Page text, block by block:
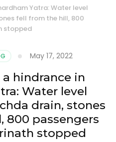
Yatra: Water level
fell from the hill, 800
stopped
May 17, 2022
hindrance in
Water level
drain, stones
800 passengers
stopped